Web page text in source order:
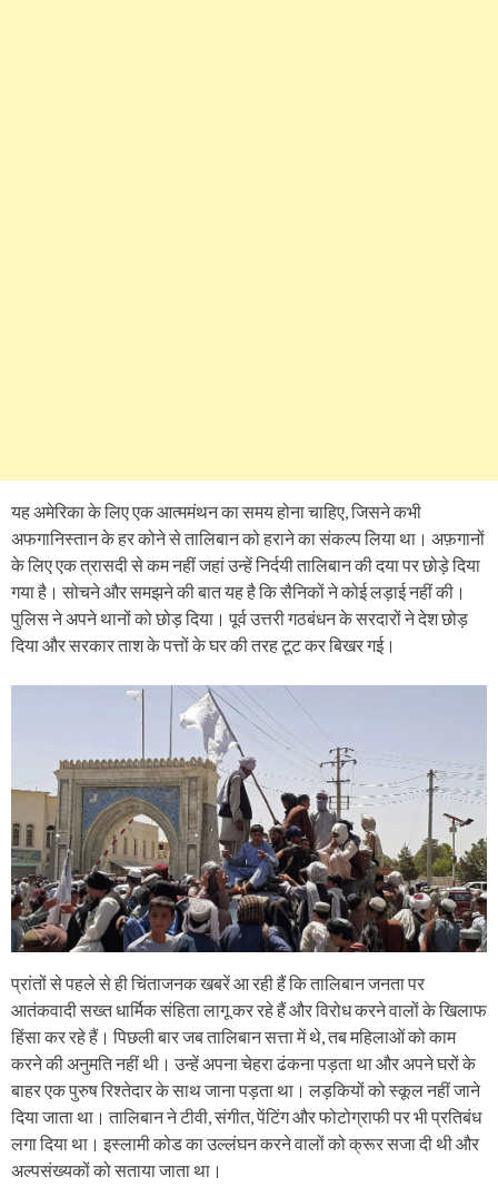
यह अमेरिका के लिए एक आत्ममंथन का समय होना चाहिए, जिसने कभी
अफगानिस्तान के हर कोने से तालिबान को हराने का संकल्प लिया था। अफ़गानों
के लिए एक त्रासदी से कम नहीं जहां उन्हें निर्दयी तालिबान की दया पर छोड़े दिया
गया है। सोचने और समझने की बात यह है कि सैनिकों ने कोई लड़ाई नहीं की।
पुलिस ने अपने थानों को छोड़ दिया। पूर्व उत्तरी गठबंधन के सरदारों ने देश छोड़
दिया और सरकार ताश के पत्तों के घर की तरह टूट कर बिखर गई।
प्रांतों से पहले से ही चिंताजनक खबरें आ रही हैं कि तालिबान जनता पर
आतंकवादी सख्त धार्मिक संहिता लागू कर रहे हैं और विरोध करने वालों के खिलाफ
हिंसा कर रहे हैं। पिछली बार जब तालिबान सत्ता में थे, तब महिलाओं को काम
करने की अनुमति नहीं थी। उन्हें अपना चेहरा ढंकना पड़ता था और अपने घरों के
बाहर एक पुरुष रिश्तेदार के साथ जाना पड़ता था। लड़कियों को स्कूल नहीं जाने
दिया जाता था। तालिबान ने टीवी, संगीत, पेंटिंग और फोटोग्राफी पर भी प्रतिबंध
लगा दिया था। इस्लामी कोड का उल्लंघन करने वालों को क्रूर सजा दी थी और
अल्पसंख्यकों को सताया जाता था।